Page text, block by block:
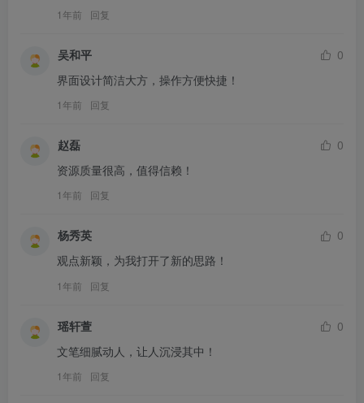
1年前 回复
吴和平
0
界面设计简洁大方，操作方便快捷！
1年前 回复
赵磊
0
资源质量很高，值得信赖！
1年前 回复
杨秀英
0
观点新颖，为我打开了新的思路！
1年前 回复
瑶轩萱
0
文笔细腻动人，让人沉浸其中！
1年前 回复